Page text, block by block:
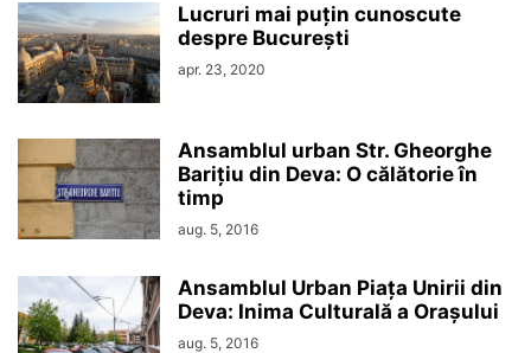
Lucruri mai puțin cunoscute
despre București
apr. 23, 2020
Ansamblul urban Str. Gheorghe
Barițiu din Deva: O călătorie în
timp
aug. 5, 2016
Ansamblul Urban Piața Unirii din
Deva: Inima Culturală a Orașului
aug. 5, 2016